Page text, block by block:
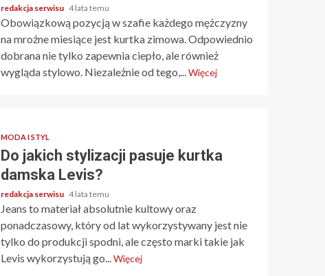
redakcja serwisu 4 lata temu
Obowiązkową pozycją w szafie każdego mężczyzny
na mroźne miesiące jest kurtka zimowa. Odpowiednio
dobrana nie tylko zapewnia ciepło, ale również
wygląda stylowo. Niezależnie od tego,...Więcej
MODA I STYL
Do jakich stylizacji pasuje kurtka
damska Levis?
redakcja serwisu 4 lata temu
Jeans to materiał absolutnie kultowy oraz
ponadczasowy, który od lat wykorzystywany jest nie
tylko do produkcji spodni, ale często marki takie jak
Levis wykorzystują go...Więcej